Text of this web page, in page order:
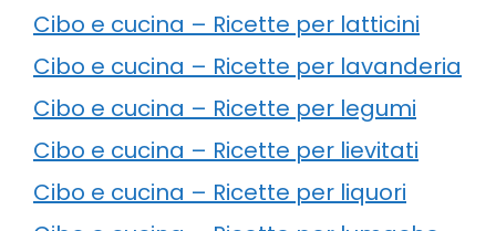
Cibo e cucina – Ricette per latticini
Cibo e cucina – Ricette per lavanderia
Cibo e cucina – Ricette per legumi
Cibo e cucina – Ricette per lievitati
Cibo e cucina – Ricette per liquori